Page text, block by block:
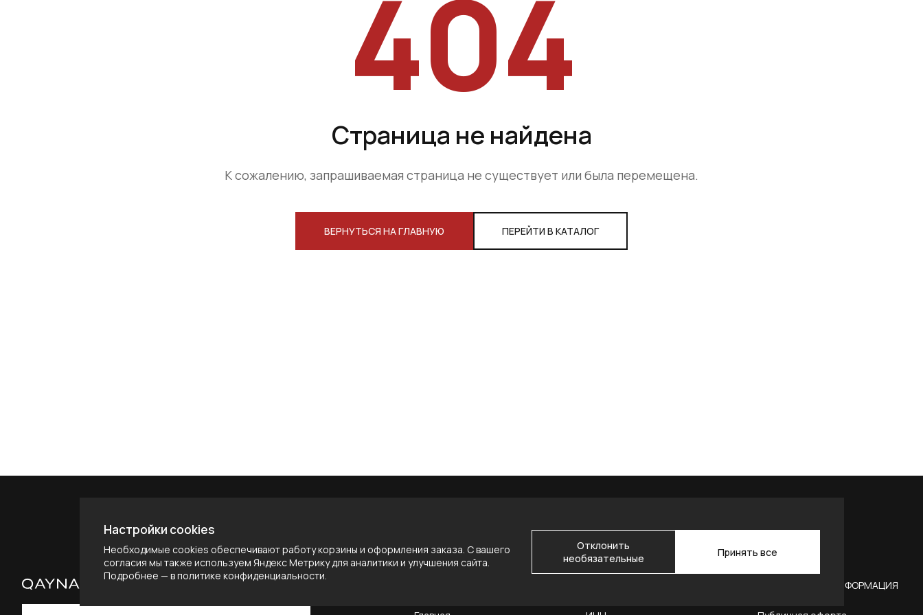
404
Страница не найдена
К сожалению, запрашиваемая страница не существует или была перемещена.
ВЕРНУТЬСЯ НА ГЛАВНУЮ ПЕРЕЙТИ В КАТАЛОГ
ЮРИДИЧЕСКАЯ ИНФОРМАЦИЯ
Настройки cookies
Необходимые cookies обеспечивают работу корзины и оформления заказа. С вашего
согласия мы также используем Яндекс Метрику для аналитики и улучшения сайта.
Подробнее — вполитике конфиденциальности.
Отклонить
необязательные
Принять все